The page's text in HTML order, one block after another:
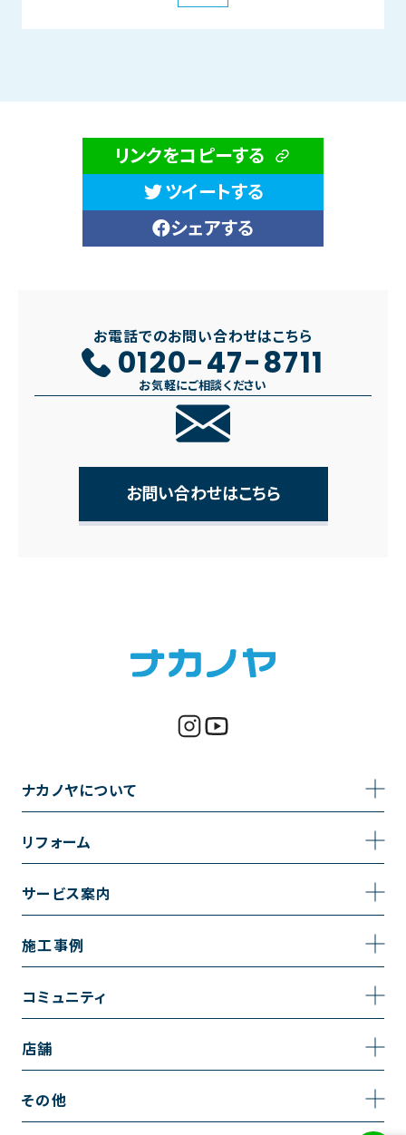
リンクをコピーする
ツイートする
シェアする
お電話でのお問い合わせはこちら
0120-47-8711
お気軽にご相談ください
お問い合わせはこちら
ナカノヤについて
事業内容
採用情報
リフォーム
トイレのリフォーム
キッチンのリフォーム
リノベーション
内装のリフォーム
サービス案内
サービスの流れ
施工事例
施工事例一覧
お風呂の施工事例
コミュニティ
コミュニティ
お知らせ
店舗
越谷店
その他